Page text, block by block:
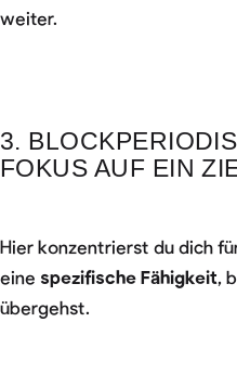
weiter.
3.
FOKUS AUF EIN
Hier konzentrierst du dich
eine spezifische Fähigkeit,
übergehst.